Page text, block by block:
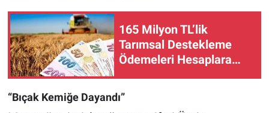
165 Milyon TL’lik
Tarımsal Destekleme
Ödemeleri Hesaplara
“Bıçak Kemiğe Dayandı”